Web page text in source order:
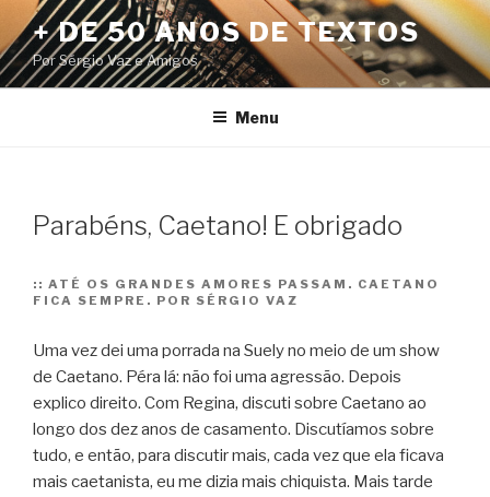
Pular
para
o
conteúdo
+ DE 50 ANOS DE TEXTOS
Por Sérgio Vaz e Amigos
Menu
Parabéns, Caetano! E obrigado
:: ATÉ OS GRANDES AMORES PASSAM. CAETANO
FICA SEMPRE. POR SÉRGIO VAZ
Uma vez dei uma porrada na Suely no meio de um show
de Caetano. Péra lá: não foi uma agressão. Depois
explico direito. Com Regina, discuti sobre Caetano ao
longo dos dez anos de casamento. Discutíamos sobre
tudo, e então, para discutir mais, cada vez que ela ficava
mais caetanista, eu me dizia mais chiquista. Mais tarde